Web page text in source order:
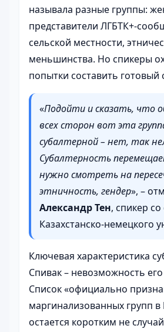
называла разные группы:
представители ЛГБТК+-
сельской местности,
меньшинства. Но спикеры
попытки составить готовый
«Подойти и сказать, что
всех сторон вот эта
субалтерной – нет, так
Субалтерность
нужно смотреть на
этничность, гендер», –
Александр Тен, спикер
Казахстанско-немецкого
Ключевая характеристика
Спивак – невозможность
Список «официально
маргинализованных групп в
остается коротким не